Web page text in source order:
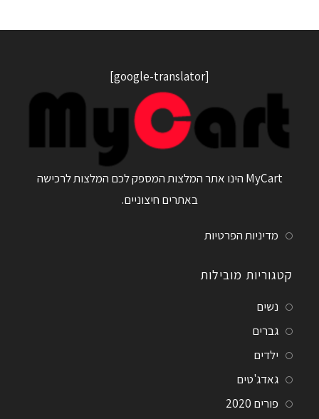
[google-translator]
MyCart הינו אתר המלצות המספק לכם המלצות לרכישה
באתרים חיצוניים.
מדיניות הפרטיות
קטגוריות מובילות
נשים
גברים
ילדים
גאדג'טים
פורים 2020